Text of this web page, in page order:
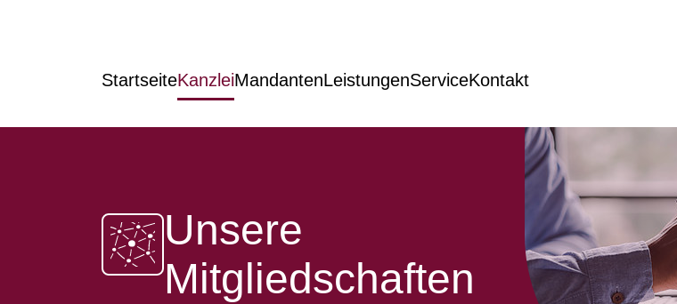
StartseiteKanzleiMandantenLeistungenServiceKontakt
Unsere
Mitgliedschaften